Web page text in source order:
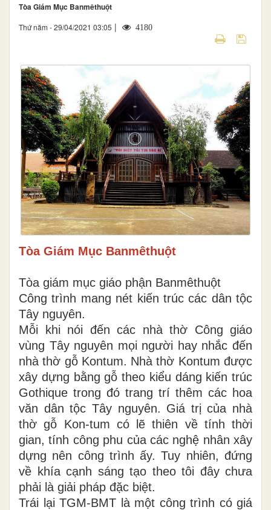
Tòa Giám Mục Banmêthuột
Thứ năm - 29/04/2021 03:05 | 4180
Tòa Giám Mục Banmêthuột
Tòa giám mục giáo phận Banmêthuột
Công trình mang nét kiến trúc các dân tộc
Tây nguyên.
Mỗi khi nói đến các nhà thờ Công giáo
vùng Tây nguyên mọi người hay nhắc đến
nhà thờ gỗ Kontum. Nhà thờ Kontum được
xây dựng bằng gỗ theo kiểu dáng kiến trúc
Gothique trong đó trang trí thêm các hoa
văn dân tộc Tây nguyên. Giá trị của nhà
thờ gỗ Kon-tum có lẽ thiên về tính thời
gian, tính công phu của các nghệ nhân xây
dựng nên công trình ấy. Tuy nhiên, đứng
về khía cạnh sáng tạo theo tôi đây chưa
phải là giải pháp đặc biệt.
Trái lại TGM-BMT là một công trình có giá